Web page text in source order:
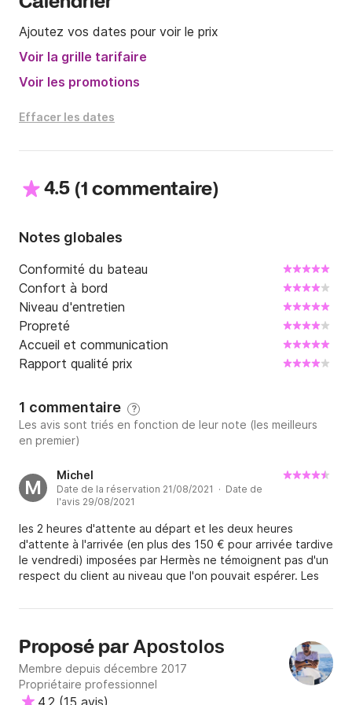
Ajoutez vos dates pour voir le prix
Voir la grille tarifaire
Voir les promotions
Effacer les dates
4.5 (1 commentaire)
Notes globales
Conformité du bateau
Confort à bord
Niveau d'entretien
Propreté
Accueil et communication
Rapport qualité prix
1 commentaire ?
Les avis sont triés en fonction de leur note (les meilleurs
en premier)
M
Michel
Date de la réservation 21/08/2021 · Date de
l'avis 29/08/2021
les 2 heures d'attente au départ et les deux heures
d'attente à l'arrivée (en plus des 150 € pour arrivée tardive
le vendredi) imposées par Hermès ne témoignent pas d'un
respect du client au niveau que l'on pouvait espérer. Les
avant notre départ constituent une "gratte" attristante.
semaine (meltem puis vent d'ouest rarissime), ce fut un
bon séjour. Merci au propriétaire dont l'offre attractive
était très sympa. CDT
Proposé parApostolos
Membre depuis décembre 2017
Propriétaire professionnel